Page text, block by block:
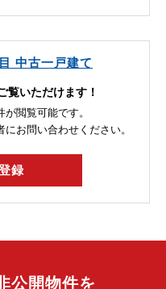
中古一戸建て
覧いただけます！
閲覧可能です。
お問い合わせください。
録
公開物件を